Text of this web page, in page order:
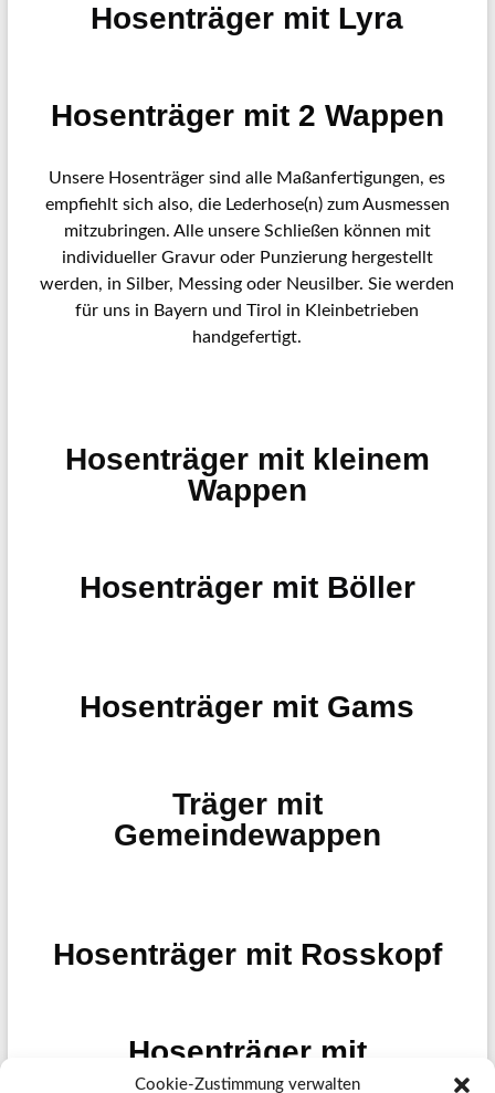
Cookie-Zustimmung verwalten
Hosenträger mit Lyra
Hosenträger mit 2 Wappen
Unsere Hosenträger sind alle Maßanfertigungen, es
empfiehlt sich also, die Lederhose(n) zum Ausmessen
mitzubringen. Alle unsere Schließen können mit
individueller Gravur oder Punzierung hergestellt
werden, in Silber, Messing oder Neusilber. Sie werden
für uns in Bayern und Tirol in Kleinbetrieben
handgefertigt.
Hosenträger mit kleinem
Wappen
Hosenträger mit Böller
Hosenträger mit Gams
Träger mit
Gemeindewappen
Hosenträger mit Rosskopf
Hosenträger mit
Monogramm